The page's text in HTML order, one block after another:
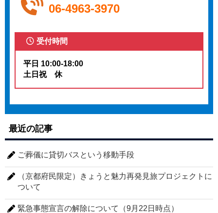
06-4963-3970
受付時間
平日 10:00-18:00
土日祝 休
最近の記事
ご葬儀に貸切バスという移動手段
（京都府民限定）きょうと魅力再発見旅プロジェクトに
ついて
緊急事態宣言の解除について（9月22日時点）